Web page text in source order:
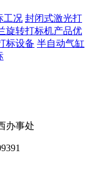
工况 封闭式激光打
旋转打标机产品优
标设备 半自动气缸
办事处